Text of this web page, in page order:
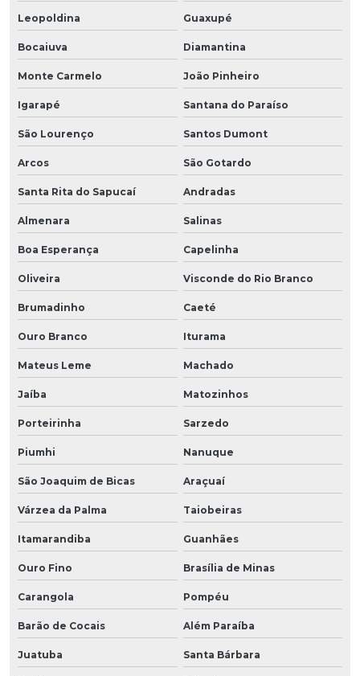
Leopoldina Guaxupé
Bocaiuva Diamantina
Monte Carmelo João Pinheiro
Igarapé Santana do Paraíso
São Lourenço Santos Dumont
Arcos São Gotardo
Santa Rita do Sapucaí Andradas
Almenara Salinas
Boa Esperança Capelinha
Oliveira Visconde do Rio Branco
Brumadinho Caeté
Ouro Branco Iturama
Mateus Leme Machado
Jaíba Matozinhos
Porteirinha Sarzedo
Piumhi Nanuque
São Joaquim de Bicas Araçuaí
Várzea da Palma Taiobeiras
Itamarandiba Guanhães
Ouro Fino Brasília de Minas
Carangola Pompéu
Barão de Cocais Além Paraíba
Juatuba Santa Bárbara